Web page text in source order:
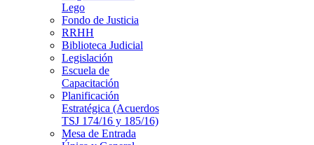
Lego
Fondo de Justicia
RRHH
Biblioteca Judicial
Legislación
Escuela de
Capacitación
Planificación
Estratégica (Acuerdos
TSJ 174/16 y 185/16)
Mesa de Entrada